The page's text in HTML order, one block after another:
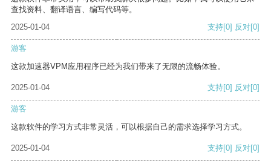
查找资料、翻译语言、编写代码等。
2025-01-04
支持[0] 反对[0]
游客
这款加速器VPM应用程序已经为我们带来了无限的流畅体验。
2025-01-04 支持[0] 反对[0]
游客
这款软件的学习方式非常灵活，可以根据自己的需求选择学习方式。
2025-01-04 支持[0] 反对[0]